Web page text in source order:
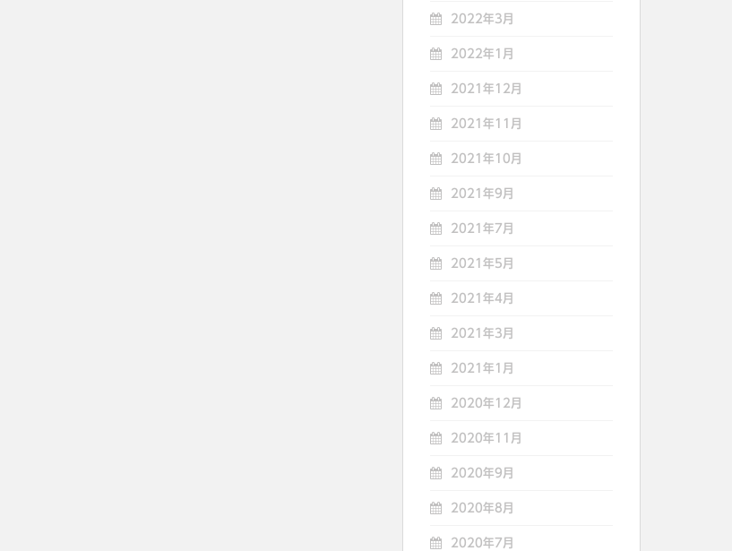
2022年3月
2022年1月
2021年12月
2021年11月
2021年10月
2021年9月
2021年7月
2021年5月
2021年4月
2021年3月
2021年1月
2020年12月
2020年11月
2020年9月
2020年8月
2020年7月